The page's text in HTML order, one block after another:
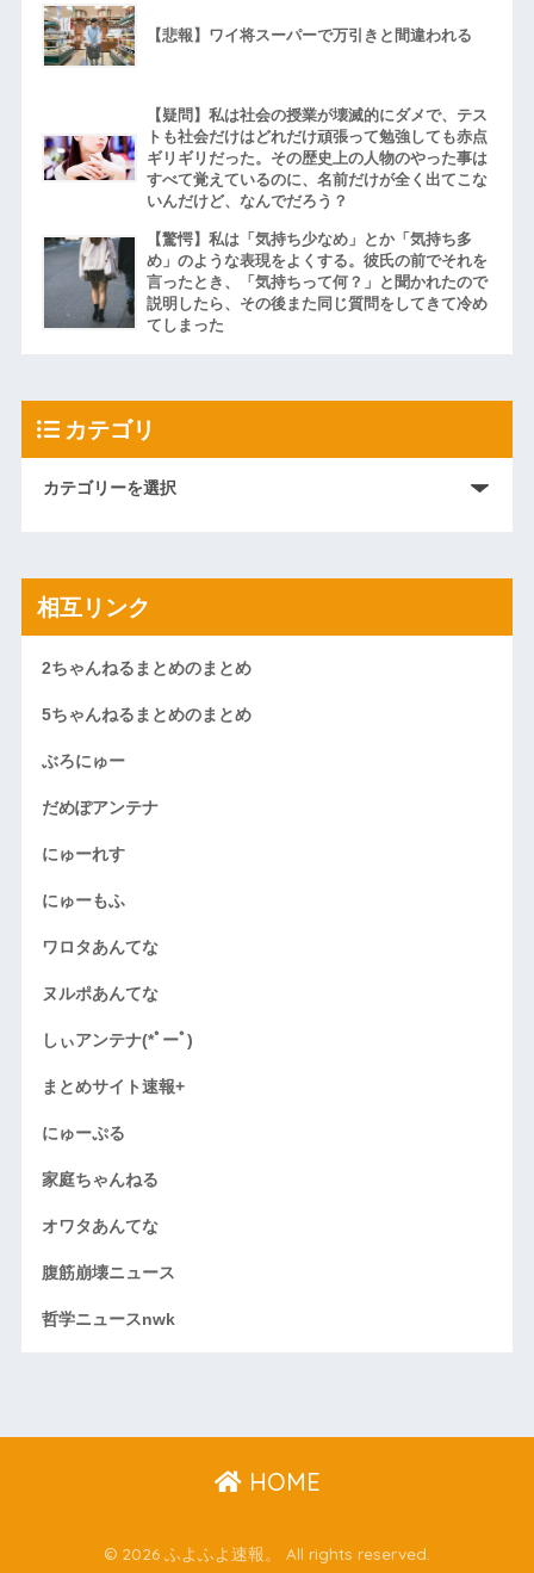
【悲報】ワイ将スーパーで万引きと間違われる
【疑問】私は社会の授業が壊滅的にダメで、テス
トも社会だけはどれだけ頑張って勉強しても赤点
ギリギリだった。その歴史上の人物のやった事は
すべて覚えているのに、名前だけが全く出てこな
いんだけど、なんでだろう？
【驚愕】私は「気持ち少なめ」とか「気持ち多
め」のような表現をよくする。彼氏の前でそれを
言ったとき、「気持ちって何？」と聞かれたので
説明したら、その後また同じ質問をしてきて冷め
てしまった
カテゴリ
相互リンク
2ちゃんねるまとめのまとめ
5ちゃんねるまとめのまとめ
ぶろにゅー
だめぽアンテナ
にゅーれす
にゅーもふ
ワロタあんてな
ヌルポあんてな
しぃアンテナ(*ﾟーﾟ)
まとめサイト速報+
にゅーぷる
家庭ちゃんねる
オワタあんてな
腹筋崩壊ニュース
哲学ニュースnwk
HOME
© 2026 ふよふよ速報。 All rights reserved.